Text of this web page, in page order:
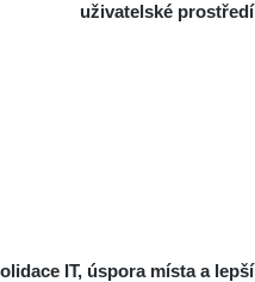
uživatelské prostředí
IT, úspora místa a lepší